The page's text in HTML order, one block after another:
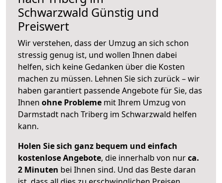
Schwarzwald Günstig und
Preiswert
Wir verstehen, dass der Umzug an sich schon
stressig genug ist, und wollen Ihnen dabei
helfen, sich keine Gedanken über die Kosten
machen zu müssen. Lehnen Sie sich zurück – wir
haben garantiert passende Angebote für Sie, das
Ihnen ohne Probleme mit Ihrem Umzug von
Darmstadt nach Triberg im Schwarzwald helfen
kann.
Holen Sie sich ganz bequem und einfach
kostenlose Angebote, die innerhalb von nurca.
2 Minuten bei Ihnen sind. Und das Beste daran